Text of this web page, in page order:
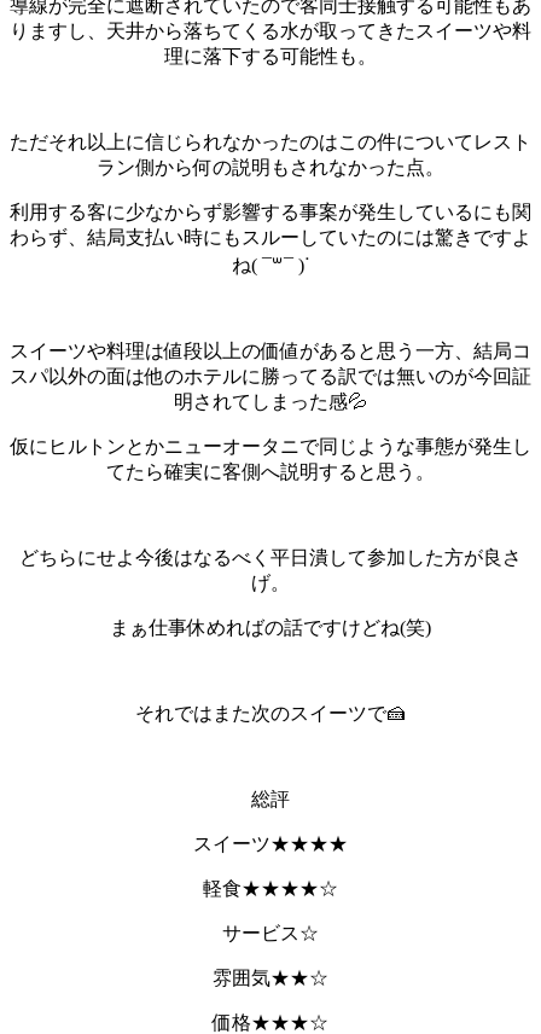
導線が完全に遮断されていたので客同士接触する可能性もあ
りますし、天井から落ちてくる水が取ってきたスイーツや料
理に落下する可能性も。
ただそれ以上に信じられなかったのはこの件についてレスト
ラン側から何の説明もされなかった点。
利用する客に少なからず影響する事案が発生しているにも関
わらず、結局支払い時にもスルーしていたのには驚きですよ
ね( ¯꒳​¯ )ᐝ
スイーツや料理は値段以上の価値があると思う一方、結局コ
スパ以外の面は他のホテルに勝ってる訳では無いのが今回証
明されてしまった感💦
仮にヒルトンとかニューオータニで同じような事態が発生し
てたら確実に客側へ説明すると思う。
どちらにせよ今後はなるべく平日潰して参加した方が良さ
げ。
まぁ仕事休めればの話ですけどね(笑)
それではまた次のスイーツで🍰
総評
スイーツ★★★★
軽食★★★★☆
サービス☆
雰囲気★★☆
価格★★★☆